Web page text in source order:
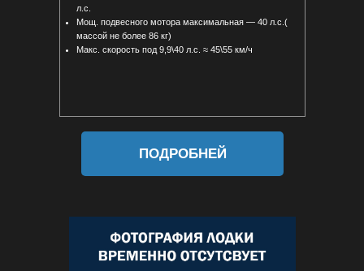
ПОДРОБНЕЙ
л.с.
Мощ. подвесного мотора максимальная — 40 л.с.(
массой не более 86 кг)
Макс. скорость под 9,9\40 л.с. ≈ 45\55 км/ч